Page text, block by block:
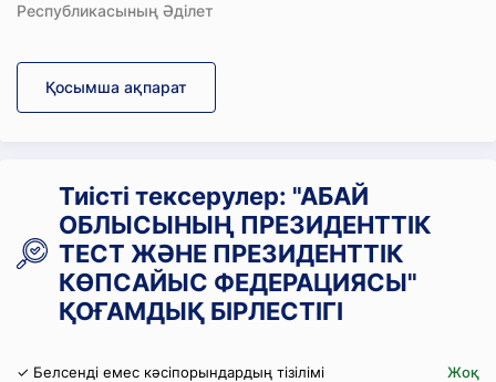
Республикасының Әділет
Қосымша ақпарат
Тиісті тексерулер: "АБАЙ
ОБЛЫСЫНЫҢ ПРЕЗИДЕНТТІК
ТЕСТ ЖӘНЕ ПРЕЗИДЕНТТІК
КӨПСАЙЫС ФЕДЕРАЦИЯСЫ"
ҚОҒАМДЫҚ БІРЛЕСТІГІ
✓ Белсенді емес кәсіпорындардың тізілімі
Жоқ